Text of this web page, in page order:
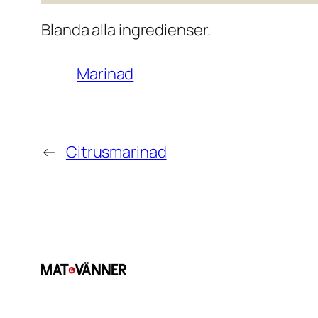
Blanda alla ingredienser.
Marinad
← Citrusmarinad